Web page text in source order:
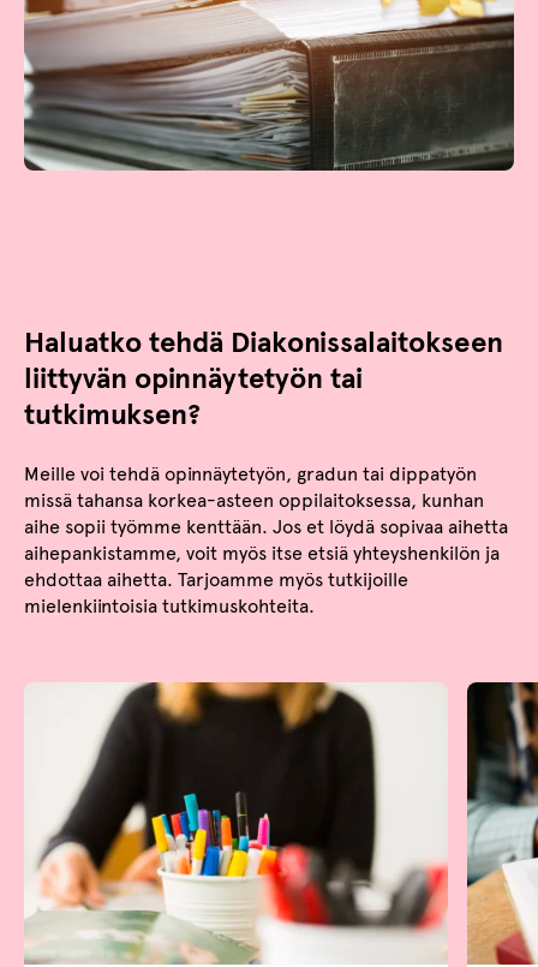
Haluatko tehdä Diakonissalaitokseen
liittyvän opinnäytetyön tai
tutkimuksen?
Meille voi tehdä opinnäytetyön, gradun tai dippatyön
missä tahansa korkea-asteen oppilaitoksessa, kunhan
aihe sopii työmme kenttään. Jos et löydä sopivaa aihetta
aihepankistamme, voit myös itse etsiä yhteyshenkilön ja
ehdottaa aihetta. Tarjoamme myös tutkijoille
mielenkiintoisia tutkimuskohteita.